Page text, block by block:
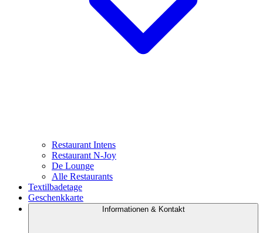
Restaurant Intens
Restaurant N-Joy
De Lounge
Alle Restaurants
Textilbadetage
Geschenkkarte
Informationen & Kontakt